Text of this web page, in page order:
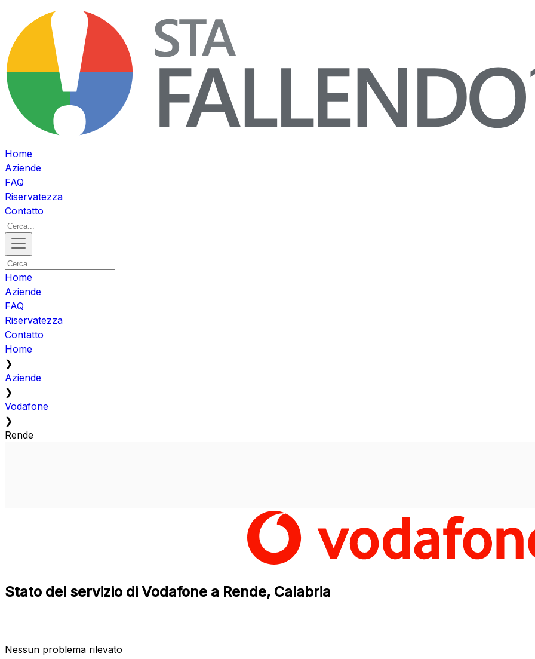
Home
Aziende
FAQ
Riservatezza
Contatto
Home
Aziende
FAQ
Riservatezza
Contatto
Home
❯
Aziende
❯
Vodafone
❯
Rende
Stato del servizio di Vodafone a Rende, Calabria
Nessun problema rilevato